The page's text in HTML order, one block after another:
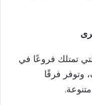
تمتلك فروعًا في
وتوفر فرقًا